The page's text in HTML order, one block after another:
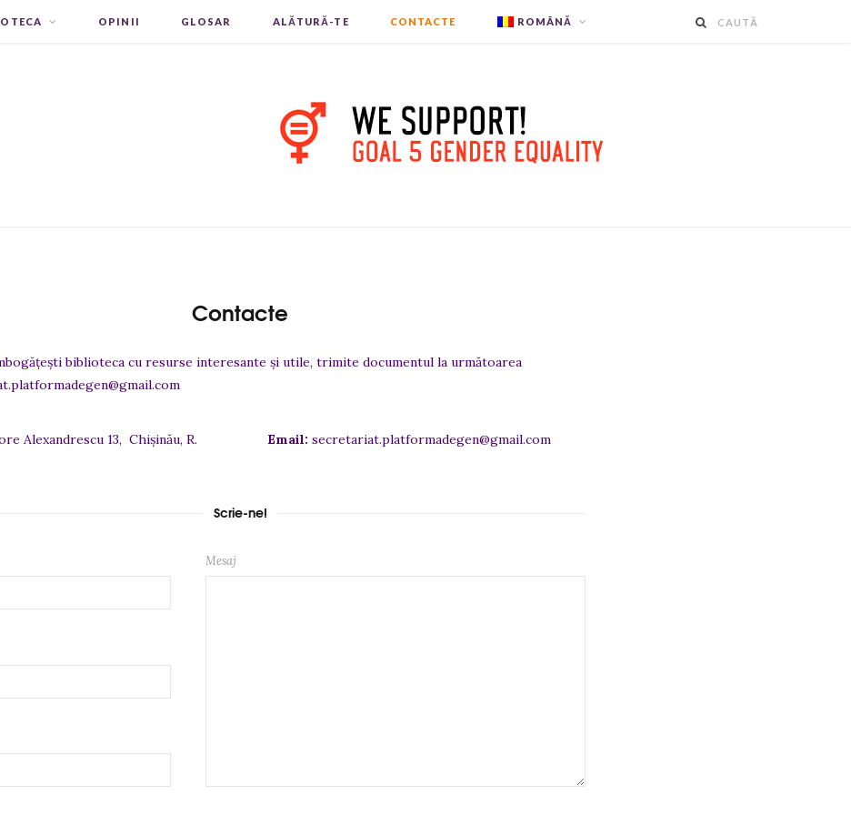
OPINII GLOSAR ALĂTURĂ-TE CONTACTE ROMÂNĂ
Contacte
biblioteca cu resurse interesante și utile, trimite documentul la următoarea
Alexandrescu 13, Chișinău, R.
Email: secretariat.platformadegen@gmail.com
Scrie-ne!
Mesaj